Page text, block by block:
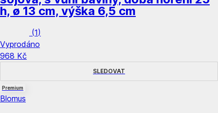
h, ø 13 cm, výška 6,5 cm
(1)
Vyprodáno
968 Kč
SLEDOVAT
Premium
Blomus